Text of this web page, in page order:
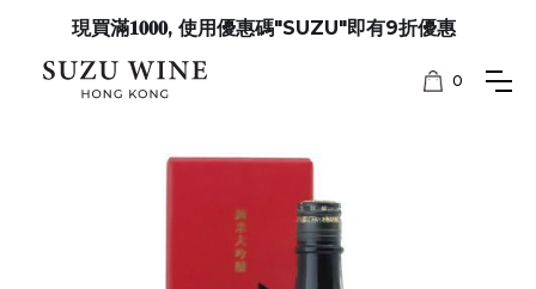
現買滿𝟏𝟎𝟎𝟎, 使用優惠碼"SUZU"即有9折優惠
0